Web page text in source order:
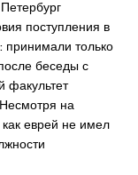
поступления в
принимали только
беседы с
факультет
на
еврей не имел